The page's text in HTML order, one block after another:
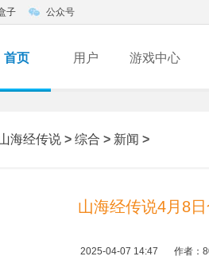
子 公众号
首页 用户 游戏中心
海经传说 > 综合 > 新闻 >
山海经传说4月8
2025-04-07 14:47 作者：